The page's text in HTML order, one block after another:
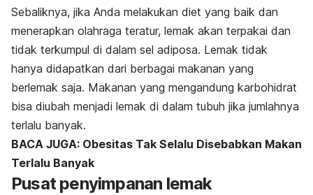
Sebaliknya, jika Anda melakukan diet yang baik dan
menerapkan olahraga teratur, lemak akan terpakai dan
tidak terkumpul di dalam sel adiposa. Lemak tidak
hanya didapatkan dari berbagai makanan yang
berlemak saja. Makanan yang mengandung karbohidrat
bisa diubah menjadi lemak di dalam tubuh jika jumlahnya
terlalu banyak.
BACA JUGA: Obesitas Tak Selalu Disebabkan Makan
Terlalu Banyak
Pusat penyimpanan lemak